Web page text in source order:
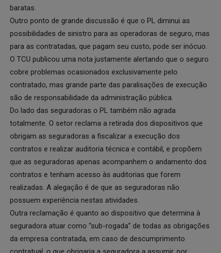
baratas.
Outro ponto de grande discussão é que o PL diminui as
possibilidades de sinistro para as operadoras de seguro, mas
para as contratadas, que pagam seu custo, pode ser inócuo.
O TCU publicou uma nota justamente alertando que o seguro
cobre problemas ocasionados exclusivamente pelo
contratado, mas grande parte das paralisações de execução
são de responsabilidade da administração pública.
Do lado das seguradoras o PL também não agrada
totalmente. O setor reclama a retirada dos dispositivos que
obrigam as seguradoras a fiscalizar a execução dos
contratos e realizar auditoria técnica e contábil, e propõem
que as seguradoras apenas acompanhem o andamento dos
contratos e tenham acesso às auditorias que forem
realizadas. A alegação é de que as seguradoras não
possuem experiência nestas atividades.
Outra reclamação é quanto ao dispositivo que determina à
seguradora atuar como “sub-rogada” de todas as obrigações
da empresa contratada, em caso de descumprimento